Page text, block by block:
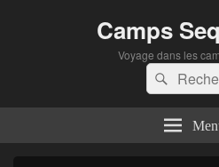
Camps
Voyage dans les
Recherche